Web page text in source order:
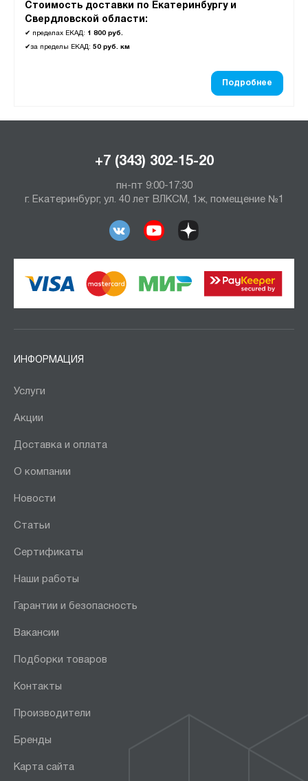
Стоимость доставки по Екатеринбургу и
Свердловской области:
✔ пределах ЕКАД: 1 800 руб.
✔за пределы ЕКАД: 50 руб. км
Подробнее
+7 (343) 302-15-20
пн-пт 9:00-17:30
г. Екатеринбург, ул. 40 лет ВЛКСМ, 1ж, помещение №1
ИНФОРМАЦИЯ
Услуги
Акции
Доставка и оплата
О компании
Новости
Статьи
Сертификаты
Наши работы
Гарантии и безопасность
Вакансии
Подборки товаров
Контакты
Производители
Бренды
Карта сайта